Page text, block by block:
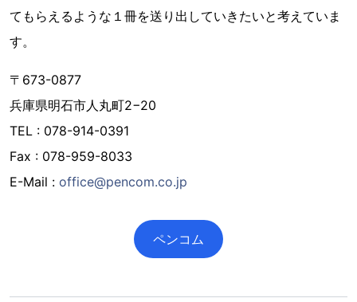
てもらえるような１冊を送り出していきたいと考えていま
す。
〒673-0877
兵庫県明石市人丸町2−20
TEL : 078-914-0391
Fax : 078-959-8033
E-Mail : office@pencom.co.jp
ペンコム